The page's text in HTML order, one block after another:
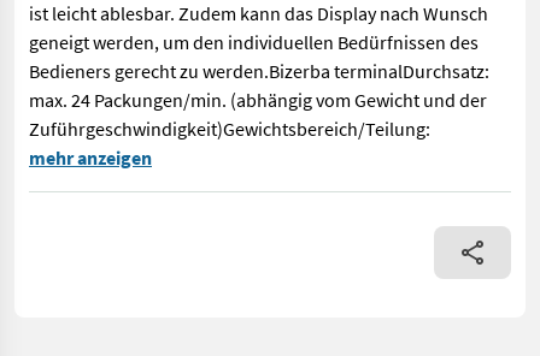
ist leicht ablesbar. Zudem kann das Display nach Wunsch
geneigt werden, um den individuellen Bedürfnissen des
Bedieners gerecht zu werden.Bizerba terminalDurchsatz:
max. 24 Packungen/min. (abhängig vom Gewicht und der
Zuführgeschwindigkeit)Gewichtsbereich/Teilung:
ST-A 500 Automatische BandwaageBESCHREIBUNG:Die
mehr anzeigen